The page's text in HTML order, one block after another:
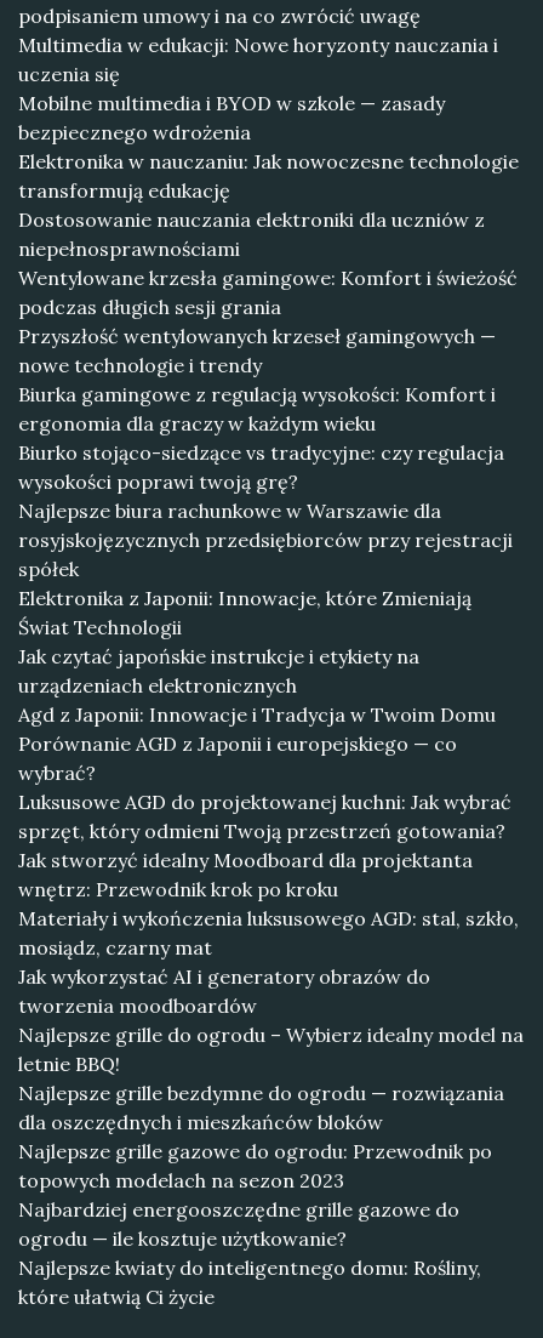
podpisaniem umowy i na co zwrócić uwagę
Multimedia w edukacji: Nowe horyzonty nauczania i
uczenia się
Mobilne multimedia i BYOD w szkole — zasady
bezpiecznego wdrożenia
Elektronika w nauczaniu: Jak nowoczesne technologie
transformują edukację
Dostosowanie nauczania elektroniki dla uczniów z
niepełnosprawnościami
Wentylowane krzesła gamingowe: Komfort i świeżość
podczas długich sesji grania
Przyszłość wentylowanych krzeseł gamingowych —
nowe technologie i trendy
Biurka gamingowe z regulacją wysokości: Komfort i
ergonomia dla graczy w każdym wieku
Biurko stojąco-siedzące vs tradycyjne: czy regulacja
wysokości poprawi twoją grę?
Najlepsze biura rachunkowe w Warszawie dla
rosyjskojęzycznych przedsiębiorców przy rejestracji
spółek
Elektronika z Japonii: Innowacje, które Zmieniają
Świat Technologii
Jak czytać japońskie instrukcje i etykiety na
urządzeniach elektronicznych
Agd z Japonii: Innowacje i Tradycja w Twoim Domu
Porównanie AGD z Japonii i europejskiego — co
wybrać?
Luksusowe AGD do projektowanej kuchni: Jak wybrać
sprzęt, który odmieni Twoją przestrzeń gotowania?
Jak stworzyć idealny Moodboard dla projektanta
wnętrz: Przewodnik krok po kroku
Materiały i wykończenia luksusowego AGD: stal, szkło,
mosiądz, czarny mat
Jak wykorzystać AI i generatory obrazów do
tworzenia moodboardów
Najlepsze grille do ogrodu – Wybierz idealny model na
letnie BBQ!
Najlepsze grille bezdymne do ogrodu — rozwiązania
dla oszczędnych i mieszkańców bloków
Najlepsze grille gazowe do ogrodu: Przewodnik po
topowych modelach na sezon 2023
Najbardziej energooszczędne grille gazowe do
ogrodu — ile kosztuje użytkowanie?
Najlepsze kwiaty do inteligentnego domu: Rośliny,
które ułatwią Ci życie